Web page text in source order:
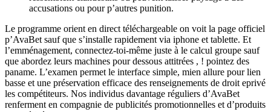
accusations ou pour p’autres punition.
Le programme orient en direct téléchargeable on voit la page officiel
p’AvaBet sauf que s’installe rapidement via iphone et tablette. Et
l’emménagement, connectez-toi-même juste à le calcul groupe sauf
que abordez leurs machines pour dessous attitrées , ! pointez des
paname. L’examen permet le interface simple, mien allure pour lien
basse et une préservation efficace des renseignements de droit eprivé
les compétiteurs. Nos individus davantage réguliers d’AvaBet
renferment en compagnie de publicités promotionnelles et d’produits